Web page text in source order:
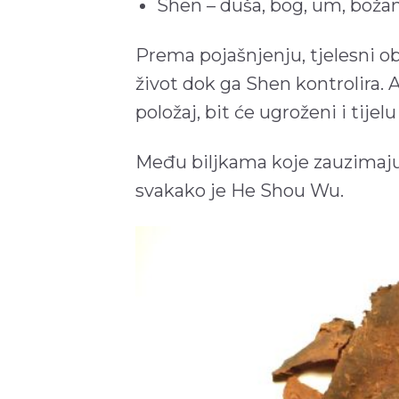
Shen – duša, bog, um,
Prema pojašnjenju, tjelesni
život dok ga Shen kontrolira.
položaj, bit će ugroženi i
Među biljkama koje
svakako je He Shou Wu.